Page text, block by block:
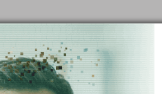
Děčín (2)
Frýdek-Místek (3)
Hodonín (1)